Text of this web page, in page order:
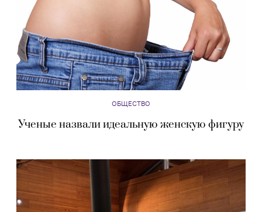
ОБЩЕСТВО
Ученые назвали идеальную женскую фигуру